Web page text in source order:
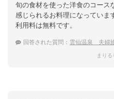
旬の食材を使った洋食のコース
感じられるお料理になっていま
利用料は無料です。
回答された質問： 雲仙温泉 夫婦旅行に
まり